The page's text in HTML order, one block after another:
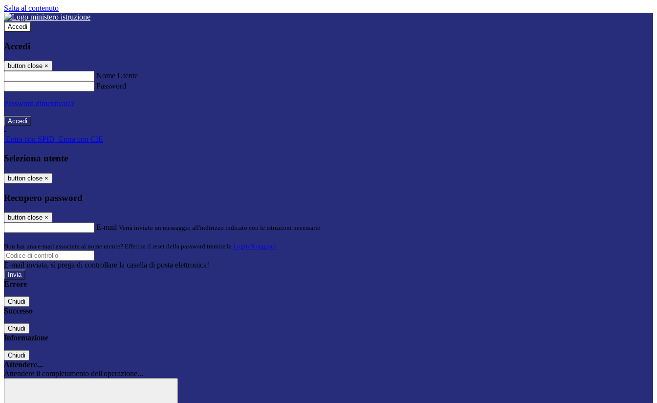
Salta al contenuto
Accedi
Accedi
button close ×
Nome Utente
Password
Password dimenticata?
-
Entra con SPID Entra con CIE
Seleziona utente
button close ×
Recupero password
button close ×
E-mail Verrà inviato un messaggio all'indirizzo indicato con le istruzioni necessarie.
Non hai una e-mail associata al nome utente? Effettua il reset della password tramite la Login Spaggiari
E-mail inviata, si prega di controllare la casella di posta elettronica!
Errore
Chiudi
Successo
Chiudi
Informazione
Chiudi
Attendere...
Attendere il completamento dell'operazione...